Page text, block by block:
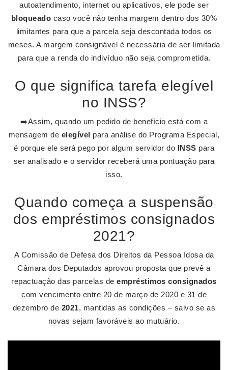
autoatendimento, internet ou aplicativos, ele pode ser
bloqueado caso você não tenha margem dentro dos 30%
limitantes para que a parcela seja descontada todos os
meses. A margem consignável é necessária de ser limitada
para que a renda do indivíduo não seja comprometida.
O que significa tarefa elegível
no INSS?
➡️Assim, quando um pedido de benefício está com a
mensagem de elegível para análise do Programa Especial,
é porque ele será pego por algum servidor do INSS para
ser analisado e o servidor receberá uma pontuação para
isso.
Quando começa a suspensão
dos empréstimos consignados
2021?
A Comissão de Defesa dos Direitos da Pessoa Idosa da
Câmara dos Deputados aprovou proposta que prevê a
repactuação das parcelas deempréstimos consignados
com vencimento entre 20 de março de 2020 e 31 de
dezembro de 2021, mantidas as condições – salvo se as
novas sejam favoráveis ao mutuário.